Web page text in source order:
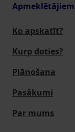
Apmeklētājiem
Ko apskatīt?
Kurp doties?
Plānošana
Pasākumi
Par mums